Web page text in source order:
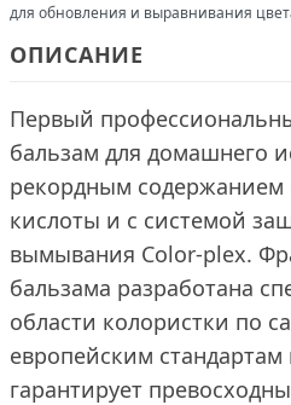
для обновления и выравнивания
ОПИСАНИЕ
Первый
бальзам для домашнего
рекордным содержанием
кислоты и с системой
вымывания Color-plex.
бальзама разработана
области колористки по
европейским стандартам
гарантирует